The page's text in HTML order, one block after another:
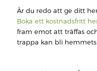
Är du redo att ge ditt
Boka ett kostnadsfritt
fram emot att träffas
trappa kan bli hemmets